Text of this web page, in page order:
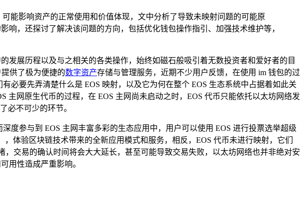
能影响资产的正常使用和价值体现，文中分析了导致未映射问题的可能原
响，还探讨了解决该问题的方向，包括优化钱包操作指引、加强技术维护等，
发展历程以及与之相关的各类操作，始终如磁石般吸引着无数投资者和爱好者的目
供了极为便捷的数字资产存储与管理服务，近期不少用户反馈，在使用 im 钱包的过
必要先弄清楚什么是 EOS 映射，以及它为何在整个 EOS 生态系统中占据着如此关
主网原生代币的过程，在 EOS 主网尚未启动之时，EOS 代币只能依托以太坊网络发
必不可少的环节。
度参与到 EOS 主网丰富多彩的生态应用中，用户可以使用 EOS 进行投票选举超级
体验区块链技术带来的全新应用模式和服务，相反，EOS 代币未进行映射，它们
交易的确认时间将会大大延长，甚至可能导致交易失败，以太坊网络也并非绝对安
用性造成严重影响。